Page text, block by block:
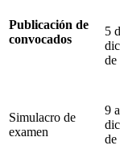
Publicación de
convocados
5
de
Simulacro de
examen
9
de